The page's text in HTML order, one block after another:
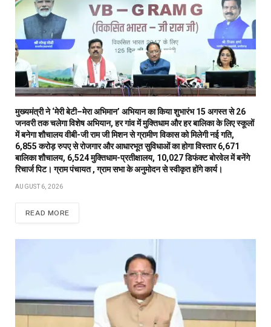
मुख्यमंत्री ने ‘मेरी बेटी–मेरा अभिमान’ अभियान का किया शुभारंभ 15 अगस्त से 26
जनवरी तक चलेगा विशेष अभियान, हर गांव में मुक्तिधाम और हर बालिका के लिए स्कूलों
में बनेगा शौचालय वीबी-जी राम जी मिशन से ग्रामीण विकास को मिलेगी नई गति,
6,855 करोड़ रुपए से रोजगार और आधारभूत सुविधाओं का होगा विस्तार 6,671
बालिका शौचालय, 6,524 मुक्तिधाम-प्रतीक्षालय, 10,027 डिफंक्ट बोरवेल में बनेंगे
रिचार्ज पिट। ग्राम पंचायत , ग्राम सभा के अनुमोदन से स्वीकृत होंगे कार्य।
AUGUST 6, 2026
READ MORE